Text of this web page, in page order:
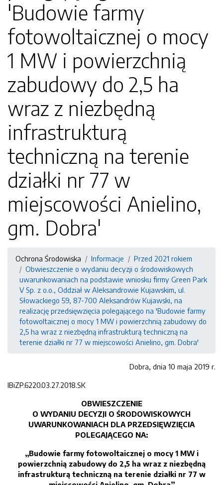
'Budowie farmy
fotowoltaicznej o mocy
1 MW i powierzchnią
zabudowy do 2,5 ha
wraz z niezbędną
infrastrukturą
techniczną na terenie
działki nr 77 w
miejscowości Anielino,
gm. Dobra'
Ochrona Środowiska Informacje
Przed 2021 rokiem
Obwieszczenie o wydaniu decyzji o środowiskowych
uwarunkowaniach na podstawie wniosku firmy Green Park
V Sp. z o.o., Oddział w Aleksandrowie Kujawskim, ul.
Słowackiego 59, 87-700 Aleksandrów Kujawski, na
realizację przedsięwzięcia polegającego na 'Budowie farmy
fotowoltaicznej o mocy 1 MW i powierzchnią zabudowy do
2,5 ha wraz z niezbędną infrastrukturą techniczną na
terenie działki nr 77 w miejscowości Anielino, gm. Dobra'
Dobra, dnia 10 maja 2019 r.
IBiZP.6220.03.27.2018.SK
OBWIESZCZENIE
O WYDANIU DECYZJI O ŚRODOWISKOWYCH
UWARUNKOWANIACH DLA PRZEDSIĘWZIĘCIA
POLEGAJĄCEGO NA:
„Budowie farmy fotowoltaicznej o mocy 1 MW i
powierzchnią zabudowy do 2,5 ha wraz z niezbędną
infrastrukturą techniczną na terenie działki nr 77 w